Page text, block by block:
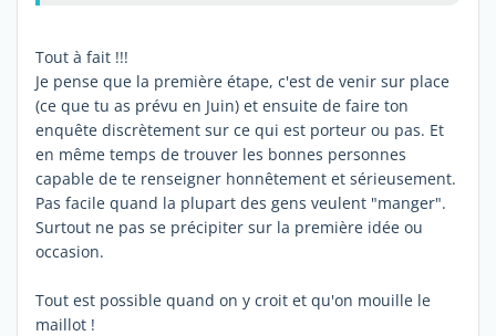
Tout à fait !!!
Je pense que la première étape, c'est de venir sur place
(ce que tu as prévu en Juin) et ensuite de faire ton
enquête discrètement sur ce qui est porteur ou pas. Et
en même temps de trouver les bonnes personnes
capable de te renseigner honnêtement et sérieusement.
Pas facile quand la plupart des gens veulent "manger".
Surtout ne pas se précipiter sur la première idée ou
occasion.
Tout est possible quand on y croit et qu'on mouille le
maillot !